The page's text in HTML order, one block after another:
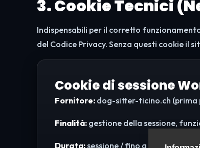
3. Cookie Tecnici
Indispensabili per il corretto
del Codice Privacy. Senza questi cookie il
Cookie di sessione
Fornitore: dog-sitter-ticino.ch (prima
Finalità: gestione della sessione,
Durata:sessione / fino a 1 anno ·